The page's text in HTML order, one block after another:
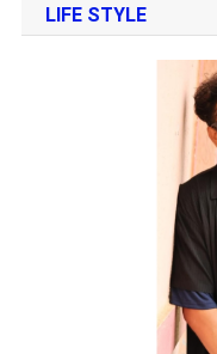
LIFE STYLE